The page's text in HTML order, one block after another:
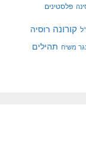
פלסטינים
קורונה רוסיה
משיח תהילים